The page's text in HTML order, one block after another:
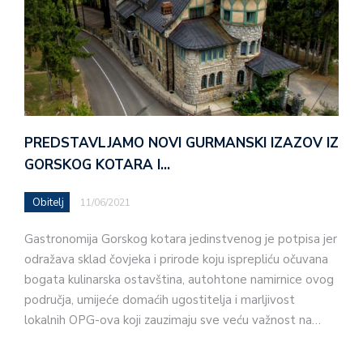
PREDSTAVLJAMO NOVI GURMANSKI IZAZOV IZ
GORSKOG KOTARA I…
Obitelj 11/06/2021
Gastronomija Gorskog kotara jedinstvenog je potpisa jer
odražava sklad čovjeka i prirode koju isprepliću očuvana
bogata kulinarska ostavština, autohtone namirnice ovog
područja, umijeće domaćih ugostitelja i marljivost
lokalnih OPG-ova koji zauzimaju sve veću važnost na…